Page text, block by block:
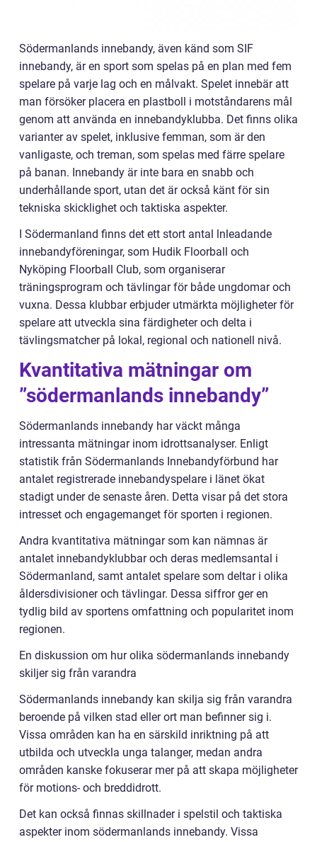
Södermanlands innebandy, även känd som SIF
innebandy, är en sport som spelas på en plan med fem
spelare på varje lag och en målvakt. Spelet innebär att
man försöker placera en plastboll i motståndarens mål
genom att använda en innebandyklubba. Det finns olika
varianter av spelet, inklusive femman, som är den
vanligaste, och treman, som spelas med färre spelare
på banan. Innebandy är inte bara en snabb och
underhållande sport, utan det är också känt för sin
tekniska skicklighet och taktiska aspekter.
I Södermanland finns det ett stort antal lnleadande
innebandyföreningar, som Hudik Floorball och
Nyköping Floorball Club, som organiserar
träningsprogram och tävlingar för både ungdomar och
vuxna. Dessa klubbar erbjuder utmärkta möjligheter för
spelare att utveckla sina färdigheter och delta i
tävlingsmatcher på lokal, regional och nationell nivå.
Kvantitativa mätningar om
”södermanlands innebandy”
Södermanlands innebandy har väckt många
intressanta mätningar inom idrottsanalyser. Enligt
statistik från Södermanlands Innebandyförbund har
antalet registrerade innebandyspelare i länet ökat
stadigt under de senaste åren. Detta visar på det stora
intresset och engagemanget för sporten i regionen.
Andra kvantitativa mätningar som kan nämnas är
antalet innebandyklubbar och deras medlemsantal i
Södermanland, samt antalet spelare som deltar i olika
åldersdivisioner och tävlingar. Dessa siffror ger en
tydlig bild av sportens omfattning och popularitet inom
regionen.
En diskussion om hur olika södermanlands innebandy
skiljer sig från varandra
Södermanlands innebandy kan skilja sig från varandra
beroende på vilken stad eller ort man befinner sig i.
Vissa områden kan ha en särskild inriktning på att
utbilda och utveckla unga talanger, medan andra
områden kanske fokuserar mer på att skapa möjligheter
för motions- och breddidrott.
Det kan också finnas skillnader i spelstil och taktiska
aspekter inom södermanlands innebandy. Vissa